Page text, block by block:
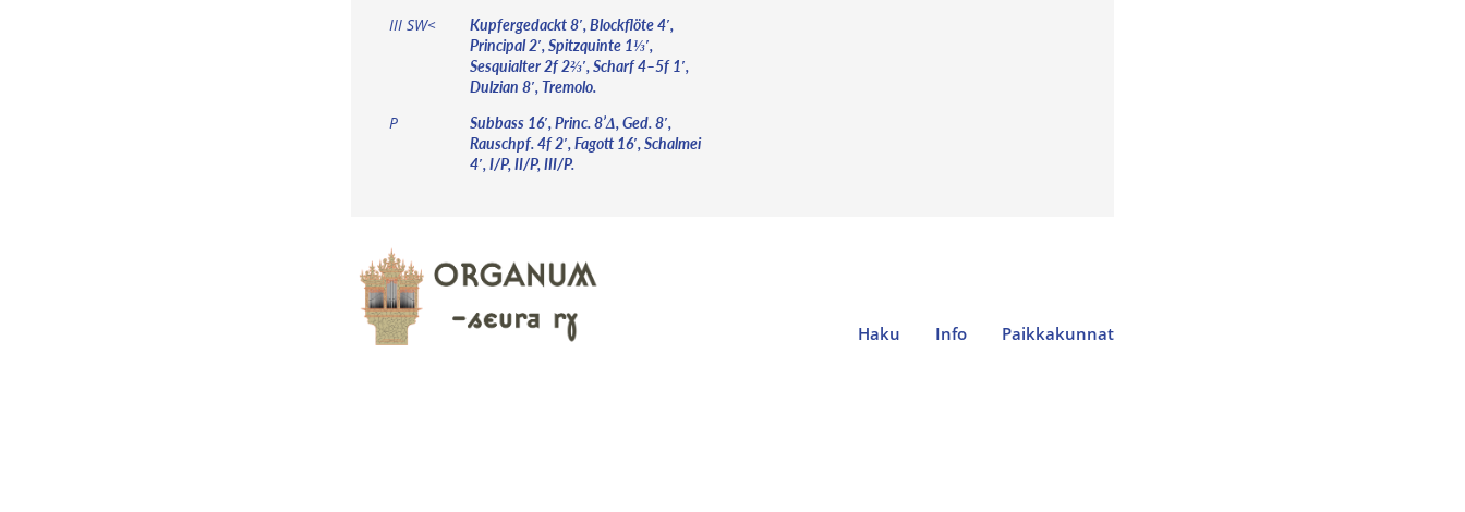
III SW<
Kupfergedackt 8′, Blockflöte 4′,
Principal 2′, Spitzquinte 1⅓′,
Sesquialter 2f 2⅔′, Scharf 4–5f 1′,
Dulzian 8′, Tremolo.
P
Subbass 16′, Princ. 8’Δ, Ged. 8′,
Rauschpf. 4f 2′, Fagott 16′, Schalmei
4′, I/P, II/P, III/P.
Haku Info Paikkakunnat